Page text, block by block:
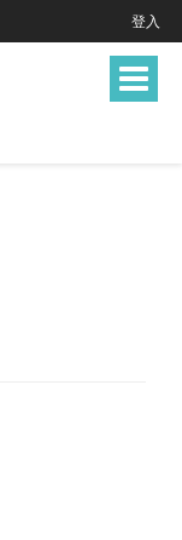
登入
Toggle